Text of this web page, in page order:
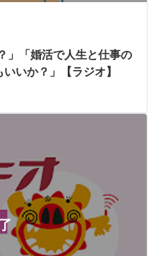
」「婚活で人生と仕事の
いか？」【ラジオ】